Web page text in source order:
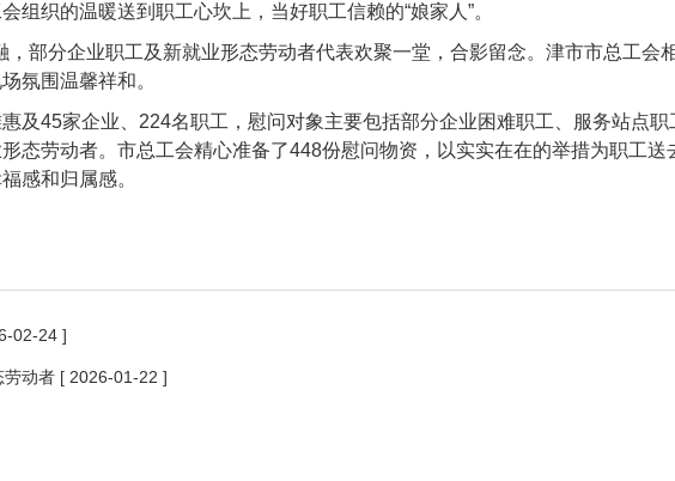
织的温暖送到职工心坎上，当好职工信赖的“娘家人”。
部分企业职工及新就业形态劳动者代表欢聚一堂，合影留念。津市市总工会
氛围温馨祥和。
及45家企业、224名职工，慰问对象主要包括部分企业困难职工、服务站点
态劳动者。市总工会精心准备了448份慰问物资，以实实在在的举措为职工送
感和归属感。
02-24 ]
劳动者 [ 2026-01-22 ]